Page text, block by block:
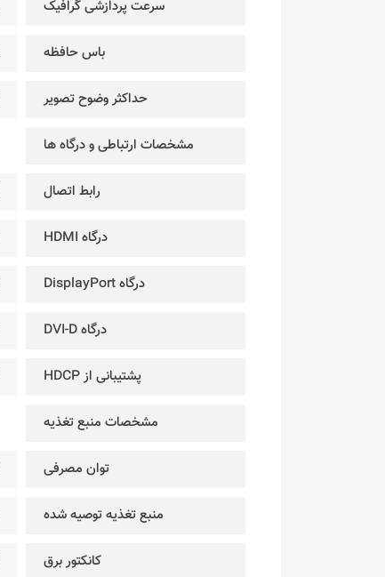
سرعت پردازشی گرافیک
باس حافظه
حداکثر وضوح تصویر
مشخصات ارتباطی و درگاه ها
رابط اتصال
درگاه HDMI
درگاه DisplayPort
درگاه DVI-D
پشتیبانی از HDCP
مشخصات منبع تغذیه
توان مصرفی
منبع تغذیه توصیه شده
کانکتور برق